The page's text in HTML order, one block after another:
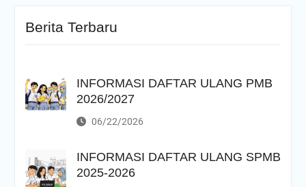
Berita Terbaru
INFORMASI DAFTAR ULANG PMB
2026/2027
06/22/2026
INFORMASI DAFTAR ULANG SPMB
2025-2026